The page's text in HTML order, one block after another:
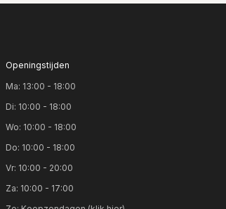
Openingstijden
Ma: 13:00 - 18:00
Di: 10:00 - 18:00
Wo: 10:00 - 18:00
Do: 10:00 - 18:00
Vr: 10:00 - 20:00
Za: 10:00 - 17:00